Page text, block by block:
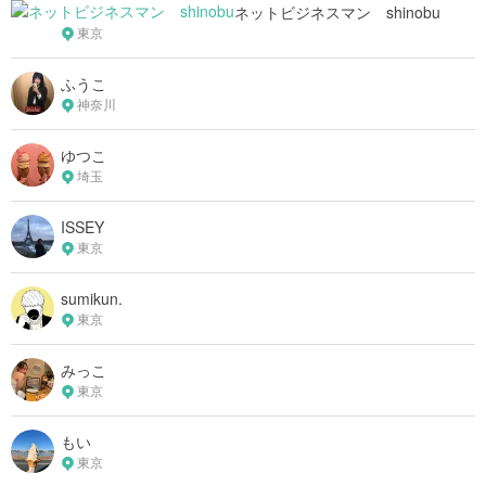
ネットビジネスマン shinobu
東京
ふうこ
神奈川
ゆつこ
埼玉
ISSEY
東京
sumikun.
東京
みっこ
東京
もい
東京